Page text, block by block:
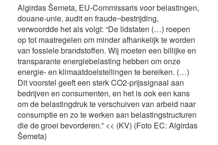
Algirdas Šemeta, EU-Commissaris voor belastingen,
douane-unie, audit en fraude¬bestrijding,
verwoordde het als volgt: “De lidstaten (…) roepen
op tot maatregelen om minder afhankelijk te worden
van fossiele brandstoffen. Wij moeten een billijke en
transparante energiebelasting hebben om onze
energie- en klimaatdoelstellingen te bereiken. (…)
Dit voorstel geeft een sterk CO2-prijssignaal aan
bedrijven en consumenten, en het is ook een kans
om de belastingdruk te verschuiven van arbeid naar
consumptie en zo te werken aan belastingstructuren
die de groei bevorderen.” << (KV) (Foto EC: Algirdas
Šemeta)